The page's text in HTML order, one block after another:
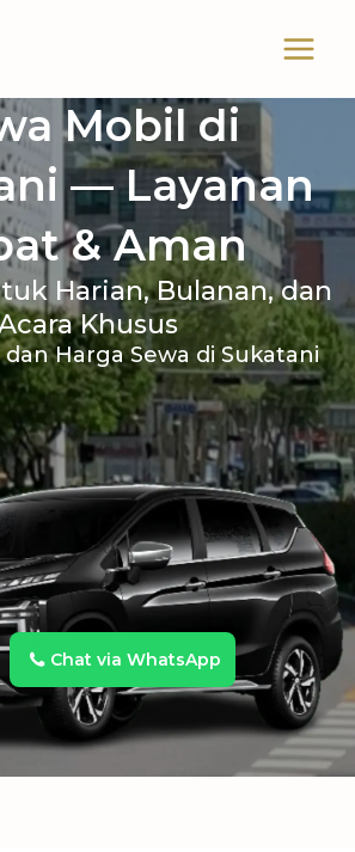
Mobil di
— Layanan
& Aman
Harian, Bulanan, dan
Khusus
Harga Sewa di Sukatani
Chat via WhatsApp